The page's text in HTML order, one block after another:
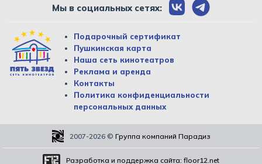
Мы в социальных сетях:
Подарочный сертификат
Пушкинская карта
Наша сеть кинотеатров
Реклама и аренда
Контакты
Политика конфиденциальности
персональных данных
2007-2026 © Группа компаний Парадиз
Разработка и поддержка сайта: floor12.net